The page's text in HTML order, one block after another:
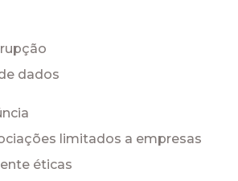
dados
limitados a empresas
éticas